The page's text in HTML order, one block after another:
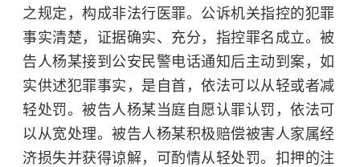
之规定，构成非法行医罪。公诉机关指控的犯罪
事实清楚，证据确实、充分，指控罪名成立。被
告人杨某接到公安民警电话通知后主动到案，如
实供述犯罪事实，是自首，依法可以从轻或者减
轻处罚。被告人杨某当庭自愿认罪认罚，依法可
以从宽处理。被告人杨某积极赔偿被害人家属经
济损失并获得谅解，可酌情从轻处罚。扣押的注